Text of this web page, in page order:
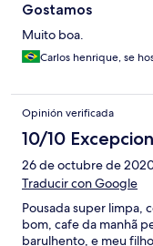
Gostamos
Muito boa.
Carlos henrique, se
Opinión verificada
10/10
26 de octubre de
Traducir con Google
Pousada super limpa,
bom, cafe da manhã
barulhento, e meu